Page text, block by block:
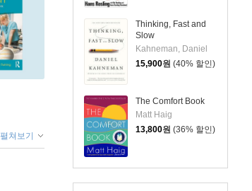
Thinking, Fast and
Slow
Kahneman, Daniel
15,900원 (40% 할인)
The Comfort Book
Matt Haig
13,800원 (36% 할인)
펼쳐보기